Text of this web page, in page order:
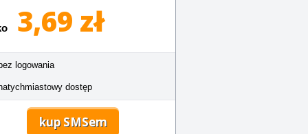
3,69 zł
logowania
dostęp
kup SMSem